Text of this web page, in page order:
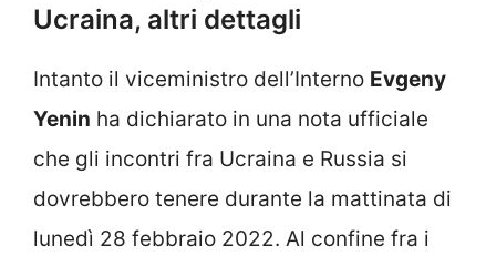
Ucraina, altri dettagli
Intanto il viceministro dell’Interno Evgeny
Yenin ha dichiarato in una nota ufficiale
che gli incontri fra Ucraina e Russia si
dovrebbero tenere durante la mattinata di
lunedì 28 febbraio 2022. Al confine fra i